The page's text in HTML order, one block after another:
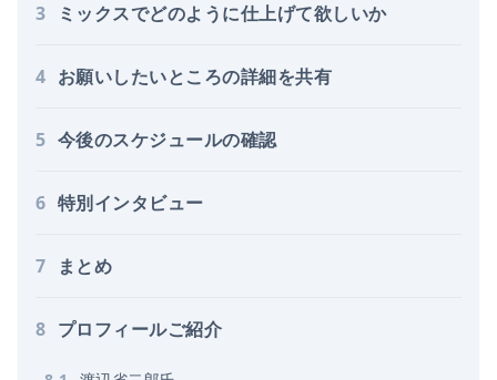
3 ミックスでどのように仕上げて欲しいか
4 お願いしたいところの詳細を共有
5 今後のスケジュールの確認
6 特別インタビュー
7 まとめ
8 プロフィールご紹介